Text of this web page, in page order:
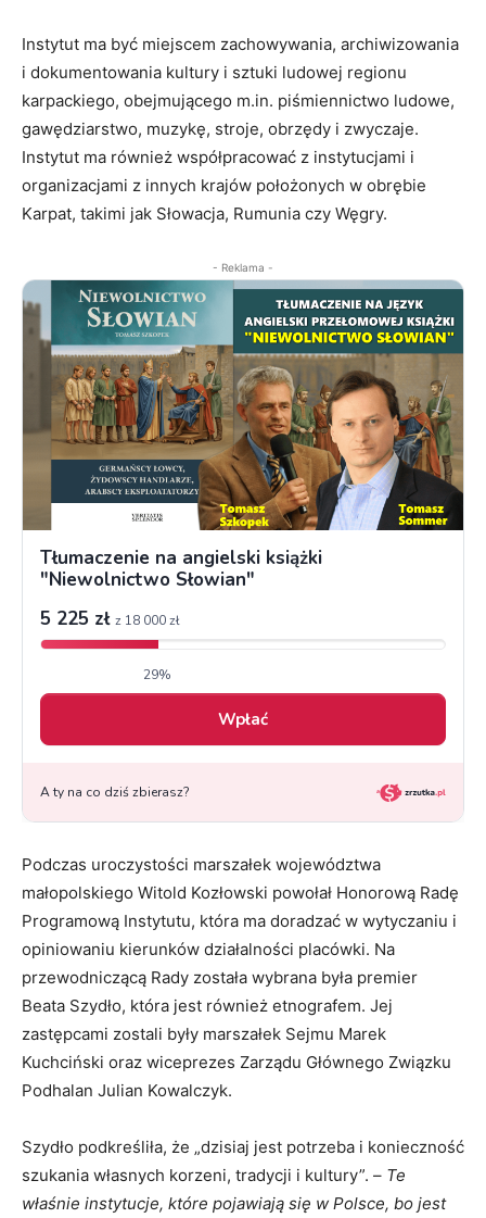
Instytut ma być miejscem zachowywania, archiwizowania
i dokumentowania kultury i sztuki ludowej regionu
karpackiego, obejmującego m.in. piśmiennictwo ludowe,
gawędziarstwo, muzykę, stroje, obrzędy i zwyczaje.
Instytut ma również współpracować z instytucjami i
organizacjami z innych krajów położonych w obrębie
Karpat, takimi jak Słowacja, Rumunia czy Węgry.
- Reklama -
Podczas uroczystości marszałek województwa
małopolskiego Witold Kozłowski powołał Honorową Radę
Programową Instytutu, która ma doradzać w wytyczaniu i
opiniowaniu kierunków działalności placówki. Na
przewodniczącą Rady została wybrana była premier
Beata Szydło, która jest również etnografem. Jej
zastępcami zostali były marszałek Sejmu Marek
Kuchciński oraz wiceprezes Zarządu Głównego Związku
Podhalan Julian Kowalczyk.
Szydło podkreśliła, że „dzisiaj jest potrzeba i konieczność
szukania własnych korzeni, tradycji i kultury”. – Te
właśnie instytucje, które pojawiają się w Polsce, bo jest